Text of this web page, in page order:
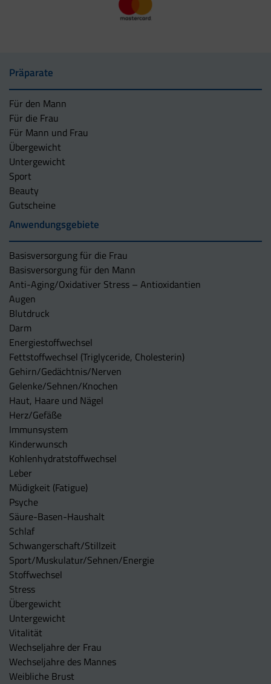
Präparate
Für den Mann
Für die Frau
Für Mann und Frau
Übergewicht
Untergewicht
Sport
Beauty
Gutscheine
Anwendungsgebiete
Basisversorgung für die Frau
Basisversorgung für den Mann
Anti-Aging/Oxidativer Stress – Antioxidantien
Augen
Blutdruck
Darm
Energiestoffwechsel
Fettstoffwechsel (Triglyceride, Cholesterin)
Gehirn/Gedächtnis/Nerven
Gelenke/Sehnen/Knochen
Haut, Haare und Nägel
Herz/Gefäße
Immunsystem
Kinderwunsch
Kohlenhydratstoffwechsel
Leber
Müdigkeit (Fatigue)
Psyche
Säure-Basen-Haushalt
Schlaf
Schwangerschaft/Stillzeit
Sport/Muskulatur/Sehnen/Energie
Stoffwechsel
Stress
Übergewicht
Untergewicht
Vitalität
Wechseljahre der Frau
Wechseljahre des Mannes
Weibliche Brust